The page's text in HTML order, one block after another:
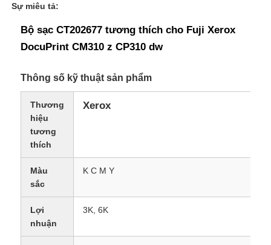
Sự miêu tả:
Bộ sạc CT202677 tương thích cho Fuji Xerox
DocuPrint CM310 z CP310 dw
Thông số kỹ thuật sản phẩm
Thương
hiệu
tương
thích
Xerox
Màu
sắc
K C M Y
Lợi
nhuận
3K, 6K